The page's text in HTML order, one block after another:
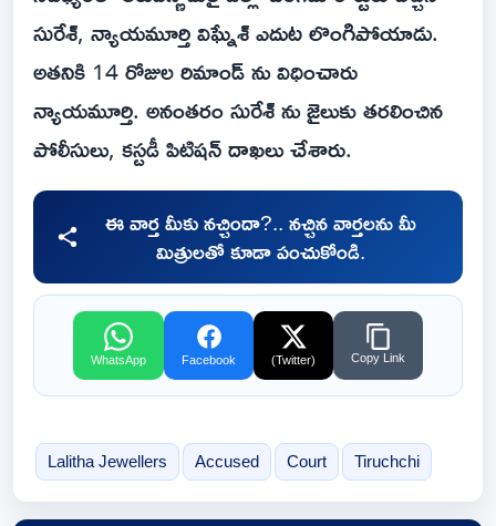
సురేశ్, న్యాయమూర్తి విఘ్నేశ్ ఎదుట లొంగిపోయాడు.
అతనికి 14 రోజుల రిమాండ్ ను విధించారు
న్యాయమూర్తి. అనంతరం సురేశ్ ను జైలుకు తరలించిన
పోలీసులు, కస్టడీ పిటిషన్ దాఖలు చేశారు.
ఈ వార్త మీకు నచ్చిందా?.. నచ్చిన వార్తలను మీ
మిత్రులతో కూడా పంచుకోండి.
WhatsApp Facebook (Twitter) Copy Link
Lalitha Jewellers Accused Court Tiruchchi